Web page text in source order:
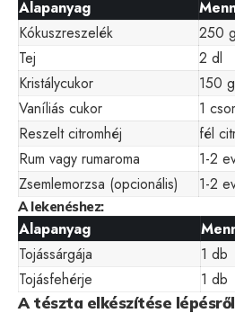
Alapanyag
Kókuszreszelék
250 g
Tej
2 dl
Kristálycukor
150 g
Vaníliás cukor
1
Reszelt citromhéj
fél
Rum vagy rumaroma
1-2
Zsemlemorzsa (opcionális)
1-2
A lekenéshez:
Alapanyag
Tojássárgája
1 db
Tojásfehérje
1 db
A tészta elkészítése